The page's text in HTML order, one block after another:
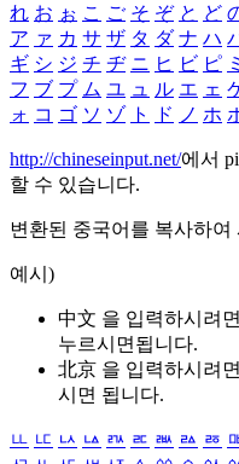
れ お ぉ こ ご そ ぞ と ど
ア ァ カ サ ザ タ ダ ナ ハ
ギ シ ジ チ ヂ ニ ヒ ビ ピ ミ
フ ブ プ ム ユ ュ ル エ ェ
ォ コ ゴ ソ ゾ ト ド ノ ホ
http://chineseinput.net/에서
할 수 있습니다.
변환된 중국어를 복사하여
예시)
中文 을 입력하시려면
누르시면됩니다.
北京 을 입력하시려면
시면 됩니다.
ㅥ ㅦ ㅧ ㅨ ㅩ ㅪ ㅫ ㅬ ㅭ